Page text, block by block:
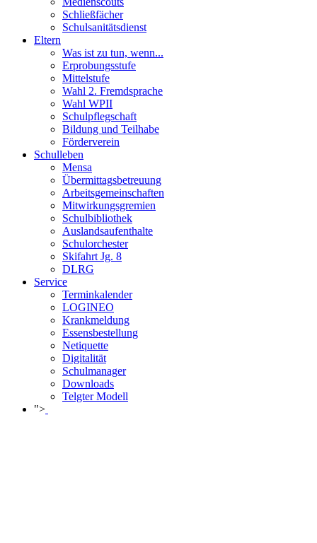
Schließfächer
Schulsanitätsdienst
Eltern
Was ist zu tun, wenn...
Erprobungsstufe
Mittelstufe
Wahl 2. Fremdsprache
Wahl WPII
Schulpflegschaft
Bildung und Teilhabe
Förderverein
Schulleben
Mensa
Übermittagsbetreuung
Arbeitsgemeinschaften
Mitwirkungsgremien
Schulbibliothek
Auslandsaufenthalte
Schulorchester
Skifahrt Jg. 8
DLRG
Service
Terminkalender
LOGINEO
Krankmeldung
Essensbestellung
Netiquette
Digitalität
Schulmanager
Downloads
Telgter Modell
">